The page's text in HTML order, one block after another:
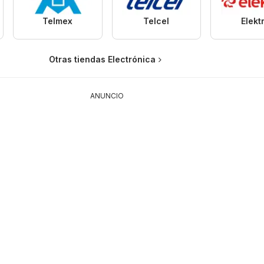
Telmex Telcel
Otras tiendas Electrónica
ANUNCIO